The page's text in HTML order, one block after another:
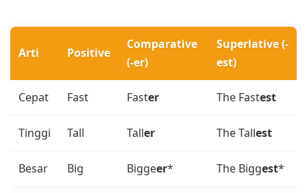
Arti Positive
Comparative
(-er)
Superlative (-
est)
Cepat Fast Faster The Fastest
Tinggi Tall Taller The Tallest
Besar Big Biggeer* The Biggest*